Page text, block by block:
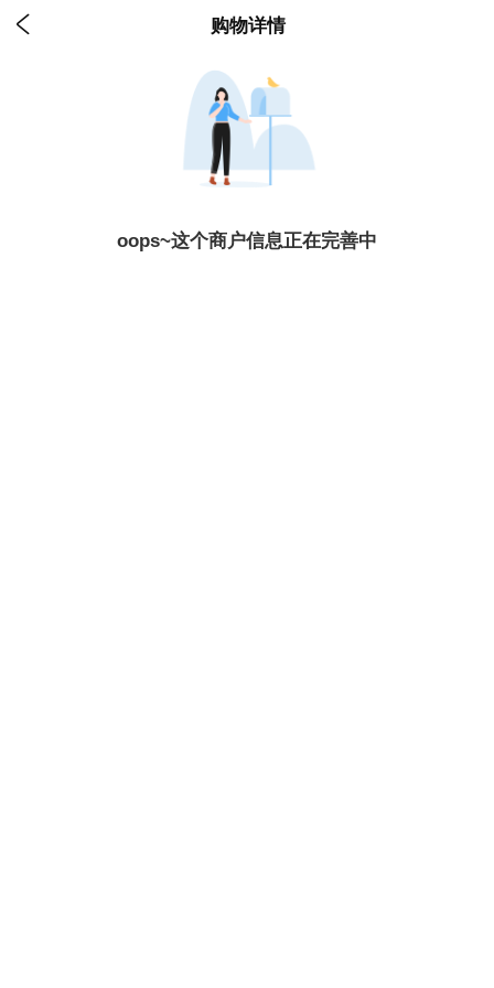
 购物详情
oops~这个商户信息正在完善中